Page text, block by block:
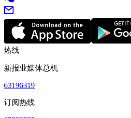
热线
新报业媒体总机
63196319
订阅热线